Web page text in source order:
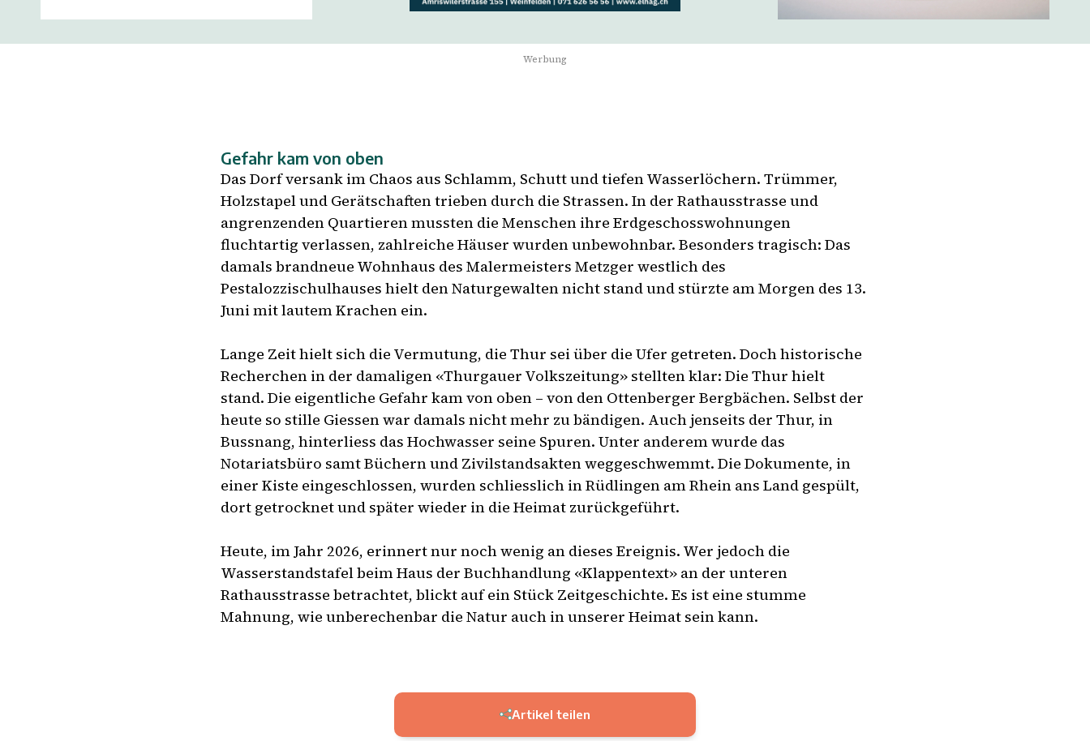
Werbung
Gefahr kam von oben
Das Dorf versank im Chaos aus Schlamm, Schutt und tiefen Wasserlöchern. Trümmer,
Holzstapel und Gerätschaften trieben durch die Strassen. In der Rathausstrasse und
angrenzenden Quartieren mussten die Menschen ihre Erdgeschosswohnungen
fluchtartig verlassen, zahlreiche Häuser wurden unbewohnbar. Besonders tragisch: Das
damals brandneue Wohnhaus des Malermeisters Metzger westlich des
Pestalozzischulhauses hielt den Naturgewalten nicht stand und stürzte am Morgen des 13.
Juni mit lautem Krachen ein.
Lange Zeit hielt sich die Vermutung, die Thur sei über die Ufer getreten. Doch historische
Recherchen in der damaligen «Thurgauer Volkszeitung» stellten klar: Die Thur hielt
stand. Die eigentliche Gefahr kam von oben – von den Ottenberger Bergbächen. Selbst der
heute so stille Giessen war damals nicht mehr zu bändigen. Auch jenseits der Thur, in
Bussnang, hinterliess das Hochwasser seine Spuren. Unter anderem wurde das
Notariatsbüro samt Büchern und Zivilstandsakten weggeschwemmt. Die Dokumente, in
einer Kiste eingeschlossen, wurden schliesslich in Rüdlingen am Rhein ans Land gespült,
dort getrocknet und später wieder in die Heimat zurückgeführt.
Heute, im Jahr 2026, erinnert nur noch wenig an dieses Ereignis. Wer jedoch die
Wasserstandstafel beim Haus der Buchhandlung «Klappentext» an der unteren
Rathausstrasse betrachtet, blickt auf ein Stück Zeitgeschichte. Es ist eine stumme
Mahnung, wie unberechenbar die Natur auch in unserer Heimat sein kann.
Artikel teilen